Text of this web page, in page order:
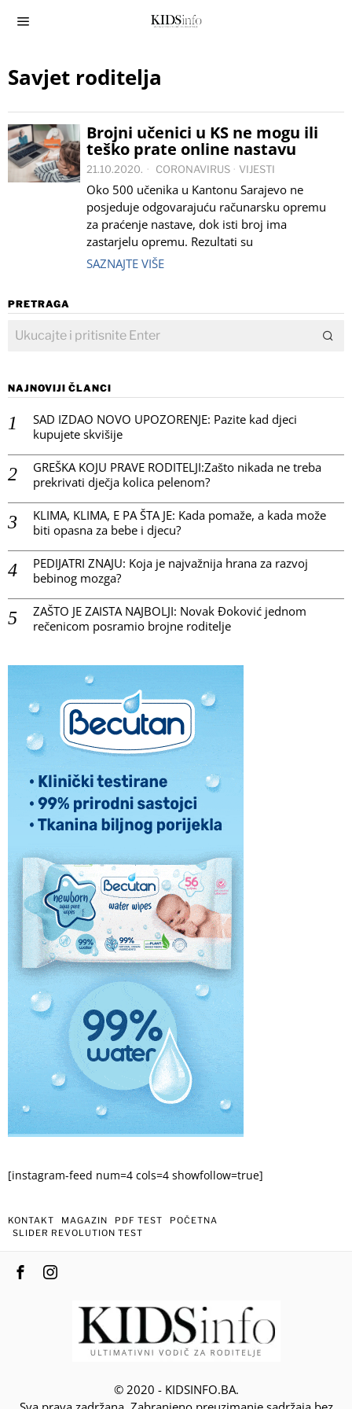
Savjet roditelja
Brojni učenici u KS ne mogu ili
teško prate online nastavu
21.10.2020. CORONAVIRUS · VIJESTI
Oko 500 učenika u Kantonu Sarajevo ne
posjeduje odgovarajuću računarsku opremu
za praćenje nastave, dok isti broj ima
zastarjelu opremu. Rezultati su
SAZNAJTE VIŠE
PRETRAGA
NAJNOVIJI ČLANCI
SAD IZDAO NOVO UPOZORENJE: Pazite kad djeci
kupujete skvišije
GREŠKA KOJU PRAVE RODITELJI:Zašto nikada ne treba
prekrivati dječja kolica pelenom?
KLIMA, KLIMA, E PA ŠTA JE: Kada pomaže, a kada može
biti opasna za bebe i djecu?
PEDIJATRI ZNAJU: Koja je najvažnija hrana za razvoj
bebinog mozga?
ZAŠTO JE ZAISTA NAJBOLJI: Novak Đoković jednom
rečenicom posramio brojne roditelje
[instagram-feed num=4 cols=4 showfollow=true]
KONTAKT MAGAZIN PDF TEST
POČETNA
SLIDER REVOLUTION TEST
© 2020 - KIDSINFO.BA.